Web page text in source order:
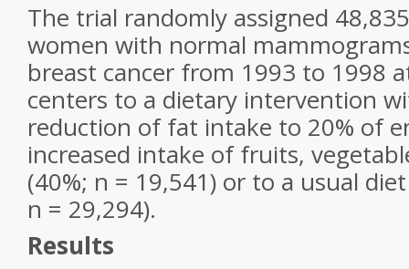
The trial randomly assigned
women with normal
breast cancer from 1993 to 1998
centers to a dietary intervention
reduction of fat intake to 20% of
increased intake of fruits,
(40%; n = 19,541) or to a usual
n = 29,294).
Results